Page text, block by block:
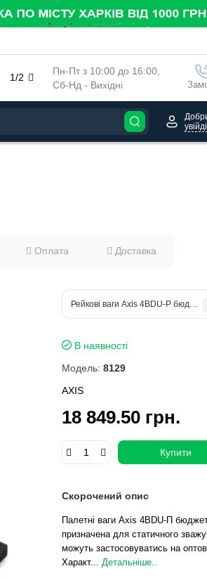
Пн-Пт з 10:00 до 16:00,
Сб-Нд - Вихідні
1/2
Оплата Доставка
Рейкові ваги Axis 4BDU-P бюджет
В наявності
Модель: 8129
AXIS
18 849.50 грн.
Купити
Скорочений опис
Палетні ваги Axis 4BDU-П
призначена для статичного
можуть застосовуватись на
Характ... Детальніше..